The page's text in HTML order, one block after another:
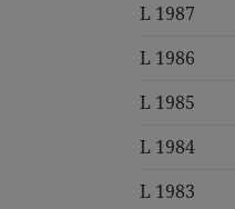
L 1987
L 1986
L 1985
L 1984
L 1983